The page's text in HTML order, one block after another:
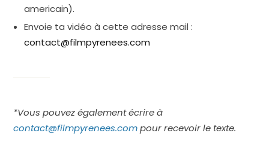
americain).
Envoie ta vidéo à cette adresse mail :
contact@filmpyrenees.com
*Vous pouvez également écrire à
contact@filmpyrenees.compour recevoir le texte.